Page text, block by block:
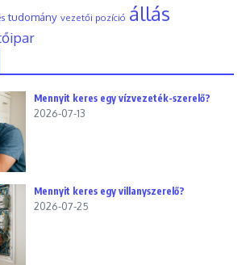
tudomány vezetői pozíció állás
Mennyit keres egy vízvezeték-szerelő?
2026-07-13
Mennyit keres egy villanyszerelő?
2026-07-25